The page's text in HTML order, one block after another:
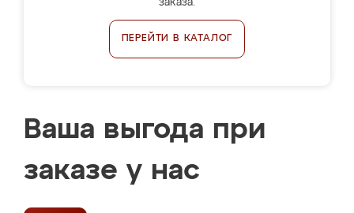
заказа.
ПЕРЕЙТИ В КАТАЛОГ
Ваша выгода при
заказе у нас